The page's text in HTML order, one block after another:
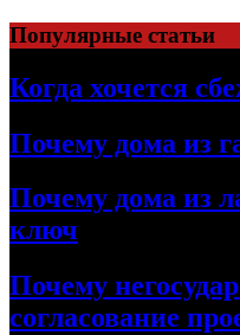
Перейти
к
содержимому
Популярные статьи
Когда хочется
Почему дома из
Почему дома из
ключ
Почему
согласование